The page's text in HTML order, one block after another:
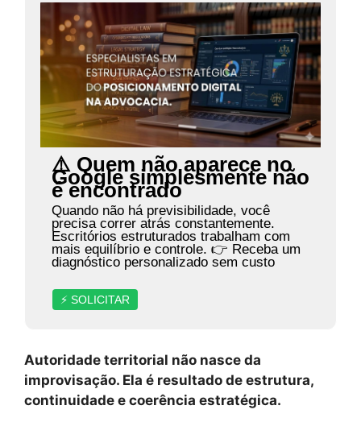
⚠️ Quem não aparece no
Google simplesmente não
é encontrado
Quando não há previsibilidade, você
precisa correr atrás constantemente.
Escritórios estruturados trabalham com
mais equilíbrio e controle. 👉 Receba um
diagnóstico personalizado sem custo
⚡ SOLICITAR
Autoridade territorial não nasce da
improvisação. Ela é resultado de estrutura,
continuidade e coerência estratégica.